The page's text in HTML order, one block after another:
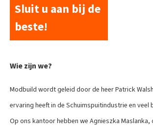
Sluit u aan bij de
beste!
Wie zijn we?
Modbuild wordt geleid door de heer Patrick
ervaring heeft in de Schuimspuitindustrie en veel
Op ons kantoor hebben we Agnieszka Maslanka,